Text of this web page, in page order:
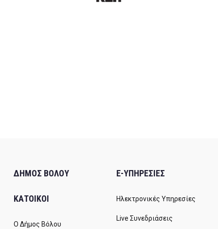
ΔΗΜΟΣ ΒΟΛΟΥ
ΚΑΤΟΙΚΟΙ
Ο Δήμος Βόλου
E-ΥΠΗΡΕΣΙΕΣ
Ηλεκτρονικές Υπηρεσίες
Live Συνεδριάσεις